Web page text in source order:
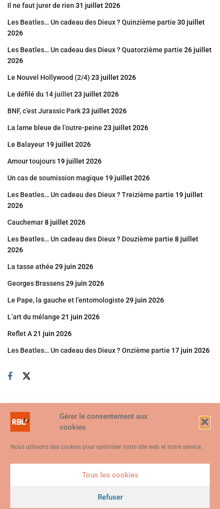
Gérer le consentement aux
cookies
Nous utilisons des cookies pour optimiser notre site web et notre service.
Tous les cookies
Refuser
Il ne faut jurer de rien 31 juillet 2026
Les Beatles… Un cadeau des Dieux ? Quinzième partie 30 juillet
2026
Les Beatles… Un cadeau des Dieux ? Quatorzième partie 26 juillet
2026
Le Nouvel Hollywood (2/4) 23 juillet 2026
Le défilé du 14 juillet23 juillet 2026
BNF, c’est Jurassic Park23 juillet 2026
La lame bleue de l’outre-peine 23 juillet 2026
Le Balayeur 19 juillet 2026
Amour toujours 19 juillet 2026
Un cas de soumission magique 19 juillet 2026
Les Beatles… Un cadeau des Dieux ? Treizième partie 19 juillet
2026
Cauchemar8 juillet 2026
Les Beatles… Un cadeau des Dieux ? Douzième partie 8 juillet
2026
La tasse athée 29 juin 2026
Georges Brassens29 juin 2026
Le Pape, la gauche et l’entomologiste 29 juin 2026
L’art du mélange 21 juin 2026
Reflet A21 juin 2026
Les Beatles… Un cadeau des Dieux ? Onzième partie 17 juin 2026
vous consentez à ce que des cookies soient utilisés. Visitez notre